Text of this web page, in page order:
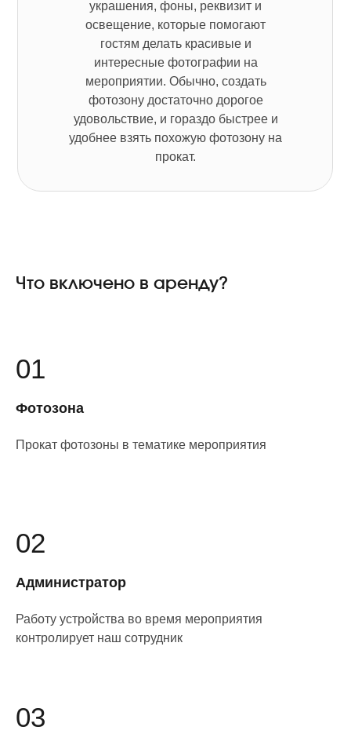
украшения, фоны, реквизит и
освещение, которые помогают
гостям делать красивые и
интересные фотографии на
мероприятии. Обычно, создать
фотозону достаточно дорогое
удовольствие, и гораздо быстрее и
удобнее взять похожую фотозону на
прокат.
Что включено в аренду?
Фотозона
Прокат фотозоны в тематике мероприятия
01
Администратор
Работу устройства во время мероприятия
контролирует наш сотрудник
02
03